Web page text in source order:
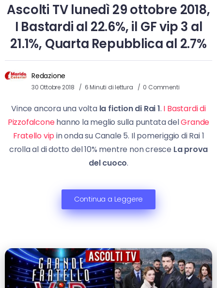
Ascolti TV lunedì 29 ottobre 2018,
I Bastardi al 22.6%, il GF vip 3 al
21.1%, Quarta Repubblica al 2.7%
Redazione
30 Ottobre 2018 6 Minuti di lettura 0 Commenti
Vince ancora una volta la fiction di Rai 1. I Bastardi di
Pizzofalconehanno la meglio sulla puntata delGrande
Fratello vipin onda su Canale 5. Il pomeriggio di Rai 1
crolla al di dotto del 10% mentre non cresce La prova
del cuoco.
Continua a Leggere